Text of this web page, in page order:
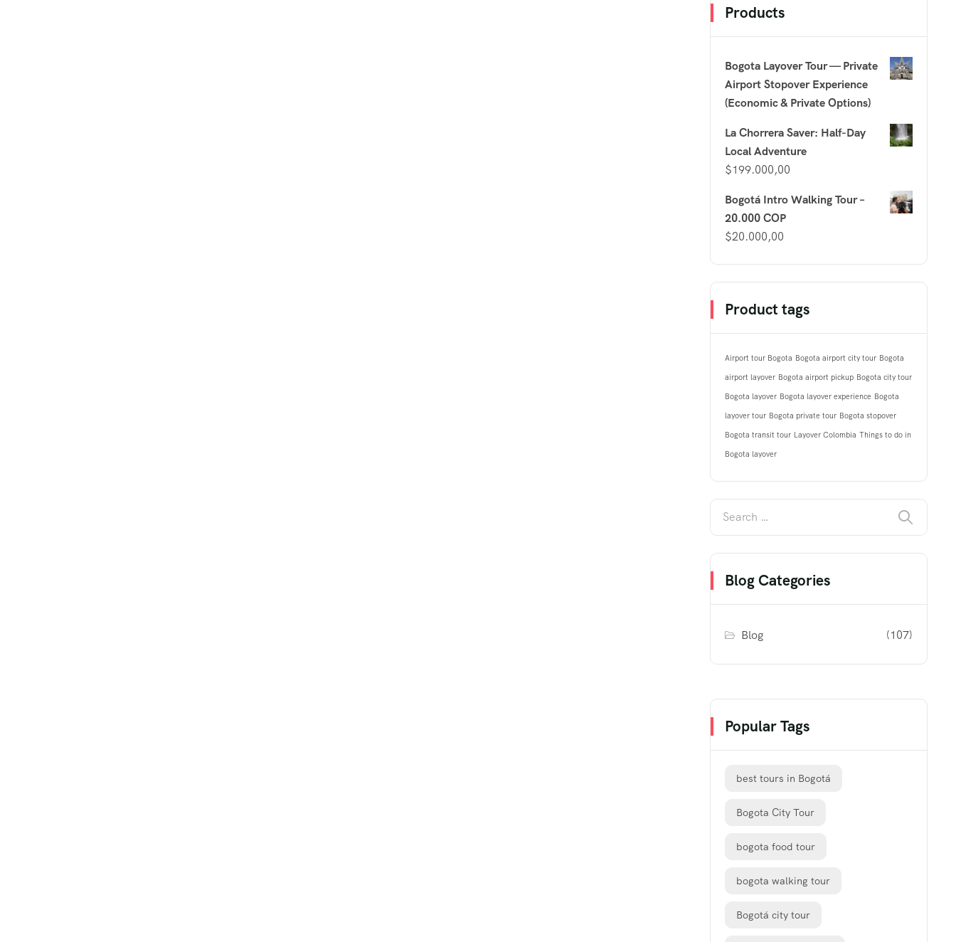
Products
Bogota Layover Tour — Private
Airport Stopover Experience
(Economic & Private Options)
La Chorrera Saver: Half-Day
Local Adventure
$199.000,00
Bogotá Intro Walking Tour –
20.000 COP
$20.000,00
Product tags
Airport tour Bogota Bogota airport city tour Bogota
airport layover Bogota airport pickup Bogota city tour
Bogota layover Bogota layover experience Bogota
layover tour Bogota private tour Bogota stopover
Bogota transit tour Layover Colombia Things to do in
Bogota layover
Blog Categories
Blog (107)
Popular Tags
best tours in Bogotá
Bogota City Tour
bogota food tour
bogota walking tour
Bogotá city tour